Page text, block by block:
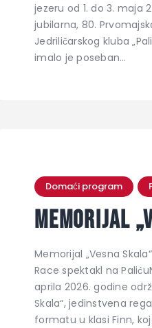
jezeru od 1. do 3. maja
jubilarna, 80.
Jedriličarskog kluba
imalo je poseban…
Domaći program
Memorijal
Memorijal „Vesna
Race spektakl na
aprila 2026. godine
Skala“, jedinstvena
formatu u klasi Finn,